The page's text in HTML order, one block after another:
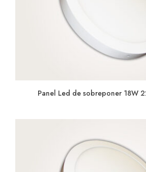
Panel Led de sobreponer 18W